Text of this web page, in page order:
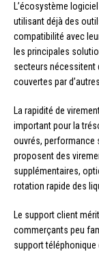
L’écosystème
utilisant déjà des
compatibilité avec
les principales
secteurs
couvertes par
La rapidité de
important pour la
ouvrés, performance
proposent des
supplémentaires,
rotation rapide des
Le support client
commerçants peu
support